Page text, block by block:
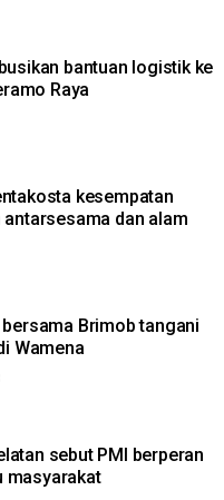
bantuan logistik ke
Raya
kesempatan
dan alam
Brimob tangani
Wamena
sebut PMI berperan
masyarakat